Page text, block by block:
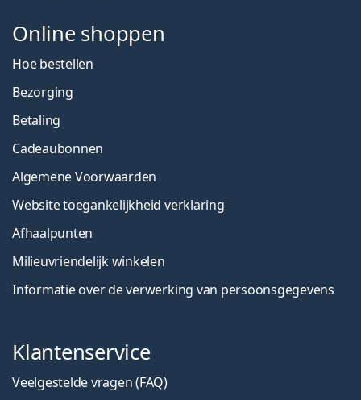
Online shoppen
Hoe bestellen
Bezorging
Betaling
Cadeaubonnen
Algemene Voorwaarden
Website toegankelijkheid verklaring
Afhaalpunten
Milieuvriendelijk winkelen
Informatie over de verwerking van persoonsgegevens
Klantenservice
Veelgestelde vragen (FAQ)